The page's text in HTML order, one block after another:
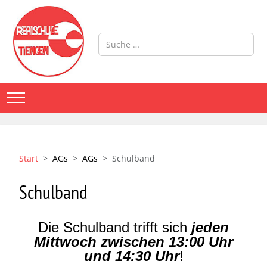
Suchen
Mobile Menu Toggle
Start AGs AGs Schulband
Schulband
Die Schulband trifft sich jeden
Mittwoch zwischen 13:00 Uhr
und 14:30 Uhr!